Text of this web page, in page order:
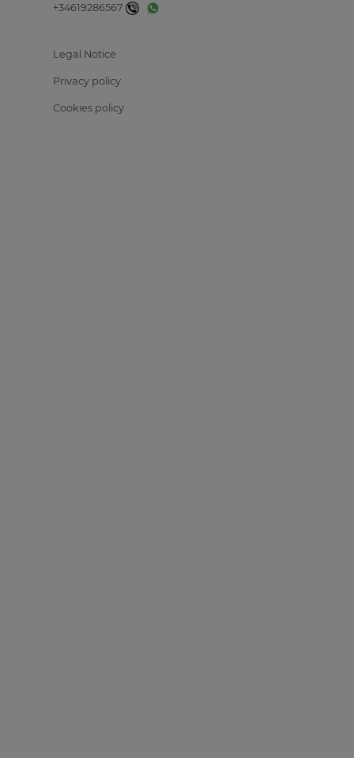
+34619286567
Legal Notice
Privacy policy
Cookies policy